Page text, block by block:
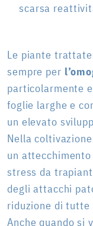
scarsa
Le piante
sempre per
particolarmente
foglie larghe e
un elevato
Nella
un
stress da
degli attacchi
riduzione di
Anche quando si